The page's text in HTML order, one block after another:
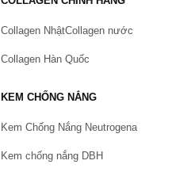
Collagen NhậtCollagen nước
Collagen Hàn Quốc
KEM CHỐNG NẮNG
Kem Chống Nắng Neutrogena
Kem chống nắng DBH